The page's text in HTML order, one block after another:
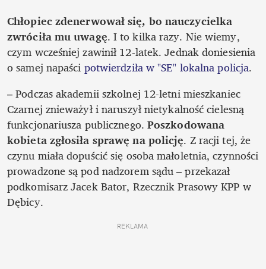
Chłopiec zdenerwował się, bo nauczycielka
zwróciła mu uwagę. I to kilka razy. Nie wiemy,
czym wcześniej zawinił 12-latek. Jednak doniesienia
o samej napaści potwierdziła w "SE" lokalna policja.
– Podczas akademii szkolnej 12-letni mieszkaniec
Czarnej znieważył i naruszył nietykalność cielesną
funkcjonariusza publicznego. Poszkodowana
kobieta zgłosiła sprawę na policję. Z racji tej, że
czynu miała dopuścić się osoba małoletnia, czynności
prowadzone są pod nadzorem sądu – przekazał
podkomisarz Jacek Bator, Rzecznik Prasowy KPP w
Dębicy.
REKLAMA